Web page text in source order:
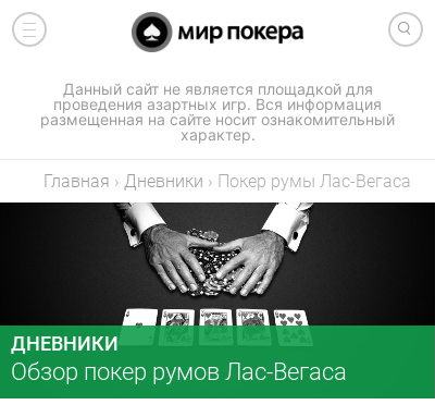
Данный сайт не является площадкой для
проведения азартных игр. Вся информация
размещенная на сайте носит ознакомительный
характер.
Главная › Дневники › Покер румы Лас-Вегаса
ДНЕВНИКИ
Обзор покер румов Лас-Вегаса